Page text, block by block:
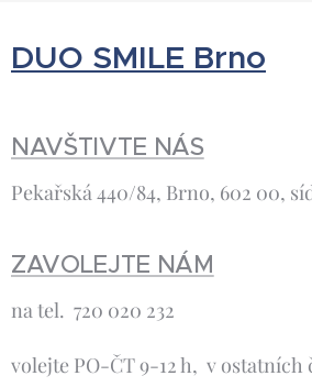
DUO SMILE Brno
NAVŠTIVTE NÁS
Pekařská 440/84, Brno, 602 00,
ZAVOLEJTE NÁM
na tel. 720 020 232
volejte PO-ČT 9-12 h, v ostatních